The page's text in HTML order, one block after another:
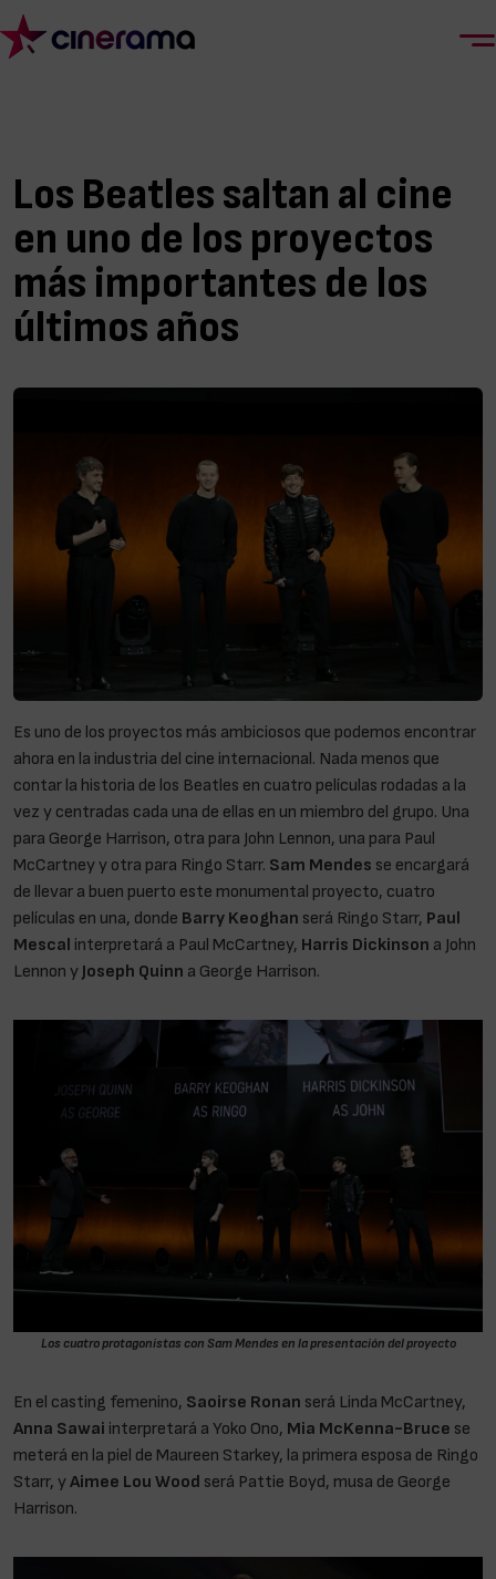
Los Beatles saltan al cine
en uno de los proyectos
más importantes de los
últimos años
Es uno de los proyectos más ambiciosos que podemos encontrar
ahora en la industria del cine internacional. Nada menos que
contar la historia de los Beatles en cuatro películas rodadas a la
vez y centradas cada una de ellas en un miembro del grupo. Una
para George Harrison, otra para John Lennon, una para Paul
McCartney y otra para Ringo Starr. Sam Mendes se encargará
de llevar a buen puerto este monumental proyecto, cuatro
películas en una, donde Barry Keoghan será Ringo Starr, Paul
Mescal interpretará a Paul McCartney, Harris Dickinson a John
Lennon y Joseph Quinn a George Harrison.
Los cuatro protagonistas con Sam Mendes en la presentación del proyecto
En el casting femenino, Saoirse Ronan será Linda McCartney,
Anna Sawai interpretará a Yoko Ono, Mia McKenna-Bruce se
meterá en la piel de Maureen Starkey, la primera esposa de Ringo
Starr, yAimee Lou Wood será Pattie Boyd, musa de George
Harrison.